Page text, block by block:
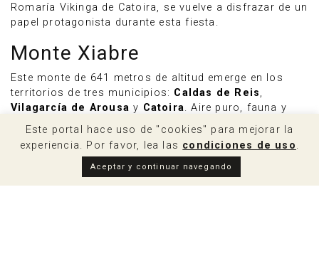
Romaría Vikinga de Catoira, se vuelve a disfrazar de un
papel protagonista durante esta fiesta.
Monte Xiabre
Este monte de 641 metros de altitud emerge en los
territorios de tres municipios: Caldas de Reis,
Vilagarcía de Arousa y Catoira. Aire puro, fauna y
flora autóctona abundante y estupendas vistas a la ría
de Arousa desde su mirador. Si puedes, disfrútalas
durante un atardecer de verano. Una experiencia
increíble en un lugar que sin duda debes visitar en
Este portal hace uso de "cookies" para mejorar la
experiencia. Por favor, lea las condiciones de uso.
Aceptar y continuar navegando